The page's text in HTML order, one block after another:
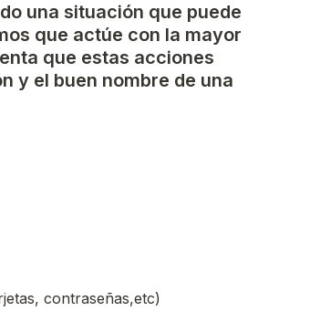
una situación que puede
que actúe con la mayor
que estas acciones
y el buen nombre de una
contraseñas,etc)